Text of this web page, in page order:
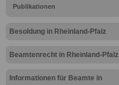
Publikationen
Besoldung in Rheinland-Pfalz
Beamtenrecht in Rheinland-Pfalz
Informationen für Beamte in